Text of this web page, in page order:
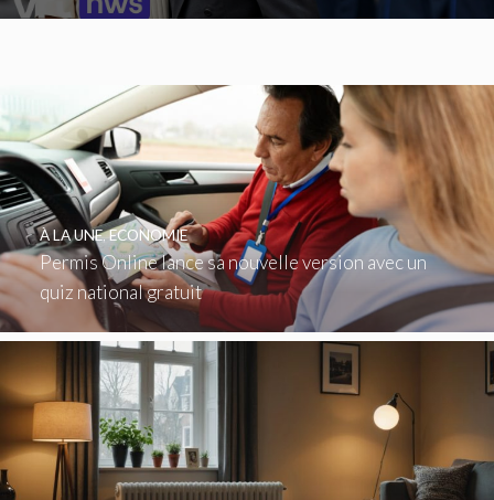
Permis Online lance sa nouvelle version avec un
quiz national gratuit
À LA UNE,ECONOMIE